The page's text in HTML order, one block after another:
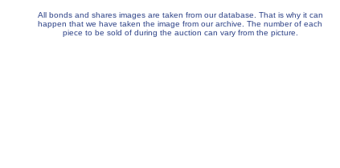
All bonds and shares images are taken from our database. That is why it can
happen that we have taken the image from our archive. The number of each
piece to be sold of during the auction can vary from the picture.